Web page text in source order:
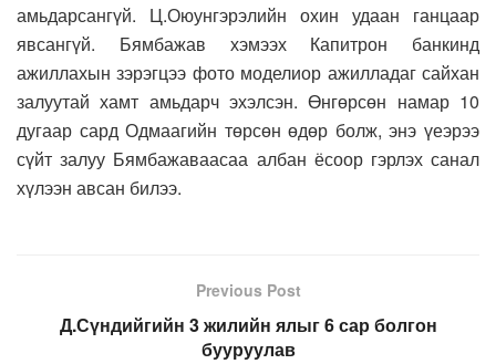
амьдарсангүй. Ц.Оюунгэрэлийн охин удаан ганцаар
явсангүй. Бямбажав хэмээх Капитрон банкинд
ажиллахын зэрэгцээ фото моделиор ажилладаг сайхан
залуутай хамт амьдарч эхэлсэн. Өнгөрсөн намар 10
дугаар сард Одмаагийн төрсөн өдөр болж, энэ үеэрээ
сүйт залуу Бямбажаваасаа албан ёсоор гэрлэх санал
хүлээн авсан билээ.
Previous Post
Д.Сүндийгийн 3 жилийн ялыг 6 сар болгон
бууруулав